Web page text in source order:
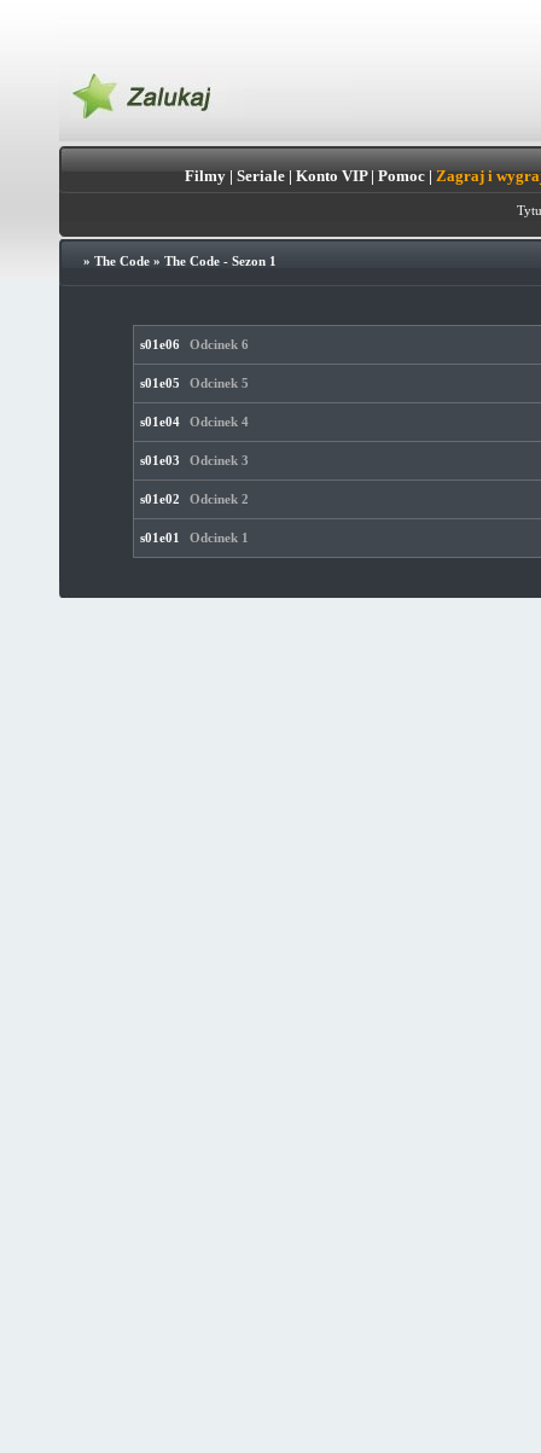
Filmy| Seriale| Konto VIP| Pomoc| Zagraj i
» The Code» The Code - Sezon 1
s01e06 Odcinek 6
s01e05 Odcinek 5
s01e04 Odcinek 4
s01e03 Odcinek 3
s01e02 Odcinek 2
s01e01 Odcinek 1